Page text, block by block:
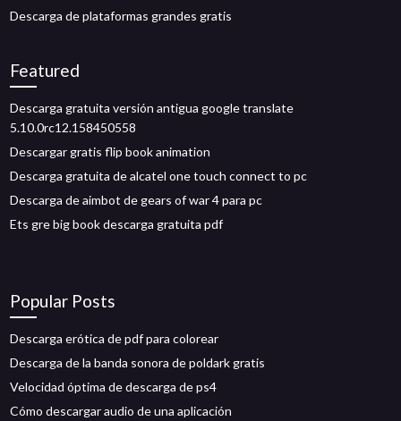
Descarga de plataformas grandes gratis
Featured
Descarga gratuita versión antigua google translate
5.10.0rc12.158450558
Descargar gratis flip book animation
Descarga gratuita de alcatel one touch connect to pc
Descarga de aimbot de gears of war 4 para pc
Ets gre big book descarga gratuita pdf
Popular Posts
Descarga erótica de pdf para colorear
Descarga de la banda sonora de poldark gratis
Velocidad óptima de descarga de ps4
Cómo descargar audio de una aplicación